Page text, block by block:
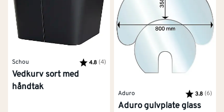
Schou Karakter:
4.8 (4)
Vedkurv sort med
håndtak
Aduro Karakter:
3.8 (6)
Aduro gulvplate glass